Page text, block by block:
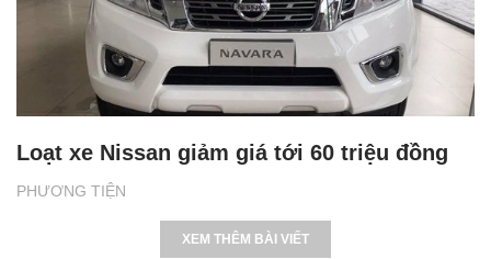
PHƯƠNG TIỆN
Loạt xe Nissan giảm giá tới 60 triệu đồng
XEM THÊM BÀI VIẾT